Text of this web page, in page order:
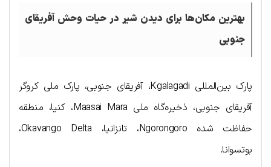
بهترین مکان‌ها برای دیدن شیر در حیات وحش آفریقای
جنوبی
پارک بین‌المللی Kgalagadi، آفریقای جنوبی، پارک ملی کروگر
آفریقای جنوبی، ذخیره‌گاه ملی Maasai Mara، کنیا، منطقه
حفاظت شده Ngorongoro، تانزانیا، Okavango Delta،
بوتسوانا.